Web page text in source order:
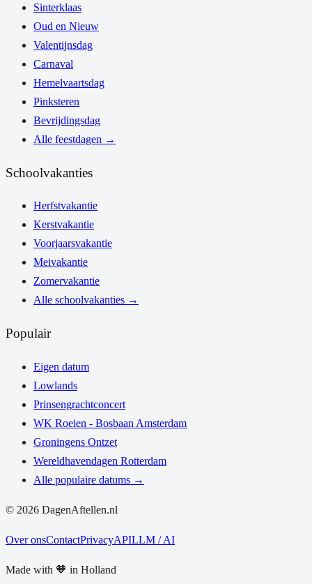
Sinterklaas
Oud en Nieuw
Valentijnsdag
Carnaval
Hemelvaartsdag
Pinksteren
Bevrijdingsdag
Alle feestdagen →
Schoolvakanties
Herfstvakantie
Kerstvakantie
Voorjaarsvakantie
Meivakantie
Zomervakantie
Alle schoolvakanties →
Populair
Eigen datum
Lowlands
Prinsengrachtconcert
WK Roeien - Bosbaan Amsterdam
Groningens Ontzet
Wereldhavendagen Rotterdam
Alle populaire datums →
© 2026 DagenAftellen.nl
Over onsContactPrivacyAPILLM / AI
Made with 🧡 in Holland